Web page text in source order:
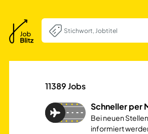
11389Jobs
Schneller per
Bei neuen
informiert